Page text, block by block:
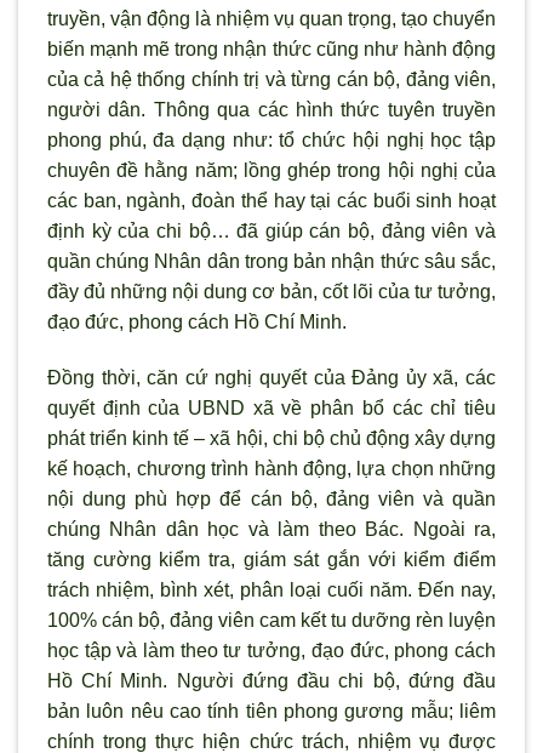
truyền, vận động là nhiệm vụ quan trọng, tạo chuyển
biến mạnh mẽ trong nhận thức cũng như hành động
của cả hệ thống chính trị và từng cán bộ, đảng viên,
người dân. Thông qua các hình thức tuyên truyền
phong phú, đa dạng như: tổ chức hội nghị học tập
chuyên đề hằng năm; lồng ghép trong hội nghị của
các ban, ngành, đoàn thể hay tại các buổi sinh hoạt
định kỳ của chi bộ… đã giúp cán bộ, đảng viên và
quần chúng Nhân dân trong bản nhận thức sâu sắc,
đầy đủ những nội dung cơ bản, cốt lõi của tư tưởng,
đạo đức, phong cách Hồ Chí Minh.
Đồng thời, căn cứ nghị quyết của Đảng ủy xã, các
quyết định của UBND xã về phân bổ các chỉ tiêu
phát triển kinh tế – xã hội, chi bộ chủ động xây dựng
kế hoạch, chương trình hành động, lựa chọn những
nội dung phù hợp để cán bộ, đảng viên và quần
chúng Nhân dân học và làm theo Bác. Ngoài ra,
tăng cường kiểm tra, giám sát gắn với kiểm điểm
trách nhiệm, bình xét, phân loại cuối năm. Đến nay,
100% cán bộ, đảng viên cam kết tu dưỡng rèn luyện
học tập và làm theo tư tưởng, đạo đức, phong cách
Hồ Chí Minh. Người đứng đầu chi bộ, đứng đầu
bản luôn nêu cao tính tiên phong gương mẫu; liêm
chính trong thực hiện chức trách, nhiệm vụ được